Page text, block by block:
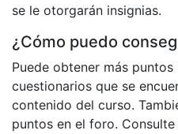
se le otorgarán insignias.
¿Cómo puedo
Puede obtener más
cuestionarios que se
contenido del curso.
puntos en el foro.